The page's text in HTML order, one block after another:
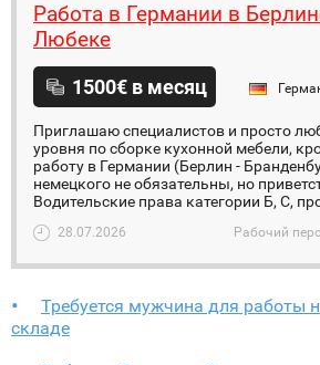
Работа в Германии в
Любеке
1500€ в месяц
Приглашаю специалистов и просто
уровня по сборке кухонной мебели,
работу в Германии (Берлин -
немецкого не обязательны, но
Водительские права категории Б, С,
28.07.2026 Рабочий
Требуется мужчина для работы
складе